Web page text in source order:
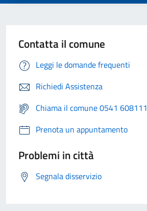
Contatta il comune
Leggi le domande frequenti
Richiedi Assistenza
Chiama il comune 0541 608111
Prenota un appuntamento
Problemi in città
Segnala disservizio